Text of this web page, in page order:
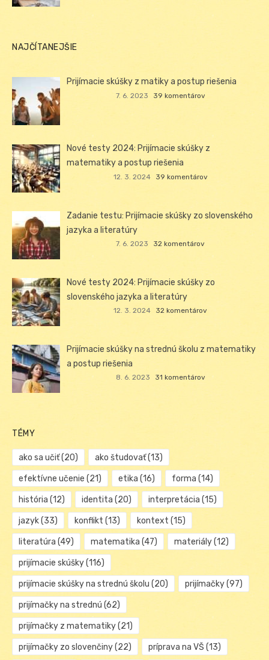
NAJČÍTANEJŠIE
Prijímacie skúšky z matiky a postup riešenia
7. 6. 2023 39 komentárov
Nové testy 2024: Prijímacie skúšky z
matematiky a postup riešenia
12. 3. 2024 39 komentárov
Zadanie testu: Prijímacie skúšky zo slovenského
jazyka a literatúry
7. 6. 2023 32 komentárov
Nové testy 2024: Prijímacie skúšky zo
slovenského jazyka a literatúry
12. 3. 2024 32 komentárov
Prijímacie skúšky na strednú školu z matematiky
a postup riešenia
8. 6. 2023 31 komentárov
TÉMY
ako sa učiť(20) ako študovať(13)
efektívne učenie (21) etika (16) forma (14)
história (12) identita (20) interpretácia (15)
jazyk(33) konflikt (13) kontext (15)
literatúra (49) matematika (47) materiály(12)
prijímacie skúšky(116)
prijímacie skúšky na strednú školu (20) prijímačky(97)
prijímačky na strednú (62)
prijímačky z matematiky(21)
prijímačky zo slovenčiny(22) príprava na VŠ (13)